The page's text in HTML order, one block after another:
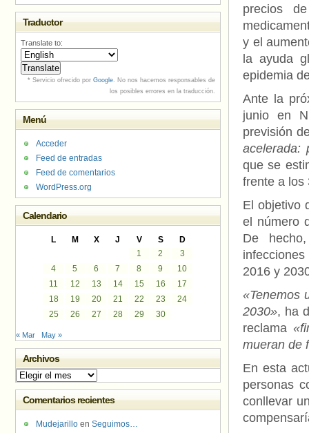
precios
y el
la ayuda
epidemia
Ante la
junio en
previsión
acelerada:
que se
frente a los
El objetivo
el número
De
2016 y
«Tenemos
2030», ha
reclama
mueran de
En esta
personas
conllevar
Traductor
Translate to:
* Servicio ofrecido por Google. No nos hacemos responsables de
los posibles errores en la traducción.
Menú
Acceder
Feed de entradas
Feed de comentarios
WordPress.org
Calendario
L M X J V S
D
1
2
3
4
5 6 7 8 9
10
11
12 13 14 15 16
17
18
19 20 21 22 23
24
25
26 27 28 29 30
« Mar May »
Archivos
Archivos
Comentarios recientes
Mudejarillo en Seguimos…